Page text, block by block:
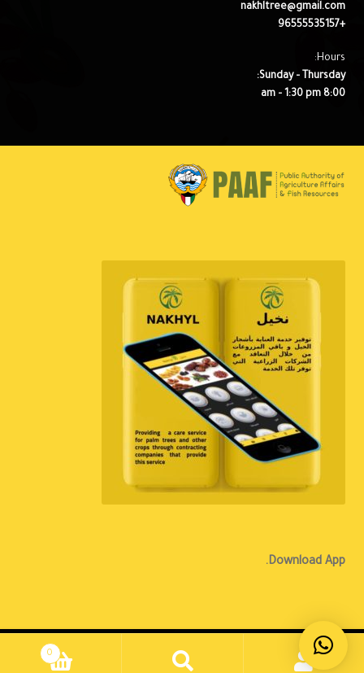
nakhltree@gmail.com
+96555535157
Hours:
Sunday – Thursday:
8:00 am – 1:30 pm
Download App.
0